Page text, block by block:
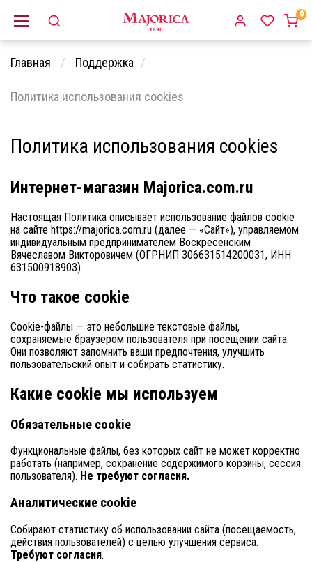
0
Главная Поддержка
Политика использования cookies
Политика использования cookies
Интернет-магазин Majorica.com.ru
Настоящая Политика описывает использование файлов cookie
на сайте https://majorica.com.ru (далее — «Сайт»), управляемом
индивидуальным предпринимателем Воскресенским
Вячеславом Викторовичем (ОГРНИП 306631514200031, ИНН
631500918903).
Что такое cookie
Cookie-файлы — это небольшие текстовые файлы,
сохраняемые браузером пользователя при посещении сайта.
Они позволяют запомнить ваши предпочтения, улучшить
пользовательский опыт и собирать статистику.
Какие cookie мы используем
Обязательные cookie
Функциональные файлы, без которых сайт не может корректно
работать (например, сохранение содержимого корзины, сессия
пользователя). Не требуют согласия.
Аналитические cookie
Собирают статистику об использовании сайта (посещаемость,
действия пользователей) с целью улучшения сервиса.
Требуют согласия.